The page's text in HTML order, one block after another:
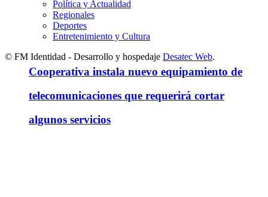
Cooperativa instala nuevo equipamiento de
telecomunicaciones que requerirá cortar
algunos servicios
Política y Actualidad
Regionales
Deportes
Entretenimiento y Cultura
© FM Identidad - Desarrollo y hospedaje Desatec Web.